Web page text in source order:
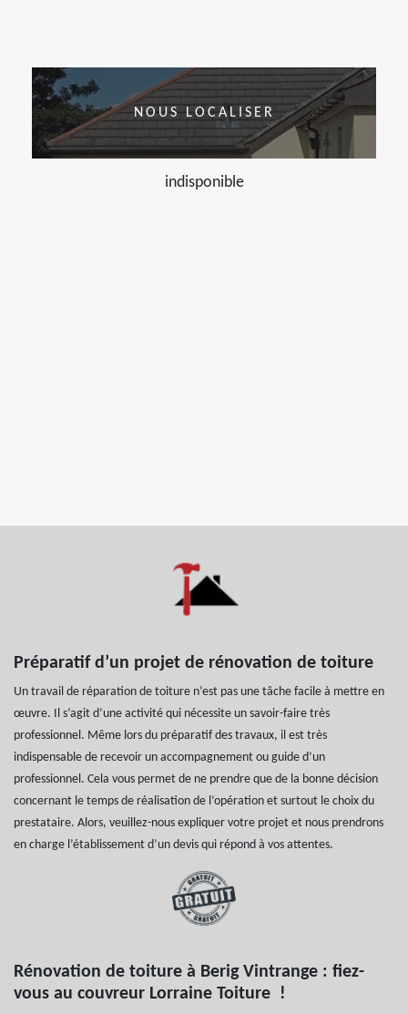
NOUS LOCALISER
indisponible
Préparatif d’un projet de rénovation de toiture
Un travail de réparation de toiture n’est pas une tâche facile à mettre en
œuvre. Il s’agit d’une activité qui nécessite un savoir-faire très
professionnel. Même lors du préparatif des travaux, il est très
indispensable de recevoir un accompagnement ou guide d’un
professionnel. Cela vous permet de ne prendre que de la bonne décision
concernant le temps de réalisation de l’opération et surtout le choix du
prestataire. Alors, veuillez-nous expliquer votre projet et nous prendrons
en charge l’établissement d’un devis qui répond à vos attentes.
Rénovation de toiture à Berig Vintrange : fiez-
vous au couvreur Lorraine Toiture !